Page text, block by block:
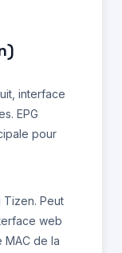
interface
EPG
pour
Tizen. Peut
web
MAC de la